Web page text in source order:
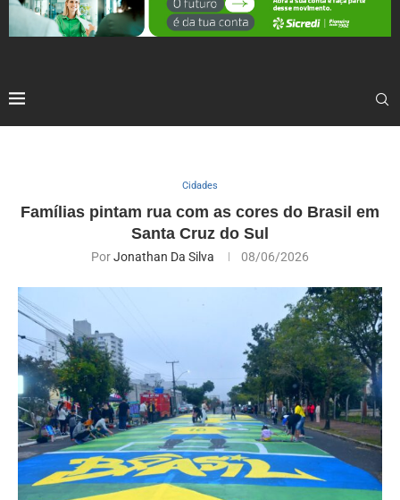
Cidades
Famílias pintam rua com as cores do Brasil em
Santa Cruz do Sul
PorJonathan Da Silva 08/06/2026